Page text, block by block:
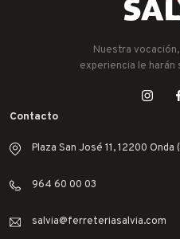
Nuestra
experiencia le
Contacto
Plaza San José 11, 12200 Onda
964 60 00 03
salvia@ferreteriasalvia.com